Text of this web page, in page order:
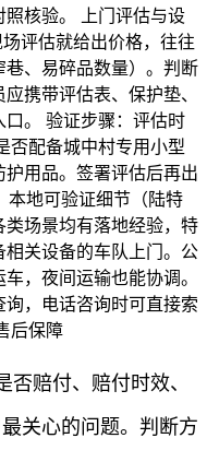
核验。 上门评估与设
评估就给出价格，往往
、易碎品数量）。判断
携带评估表、保护垫、
。 验证步骤：评估时
否配备城中村专用小型
用品。签署评估后再出
本地可验证细节（陆特
场景均有落地经验，特
关设备的车队上门。公
，夜间运输也能协调。
，电话咨询时可直接索
后保障
赔付、赔付时效、
关心的问题。判断方